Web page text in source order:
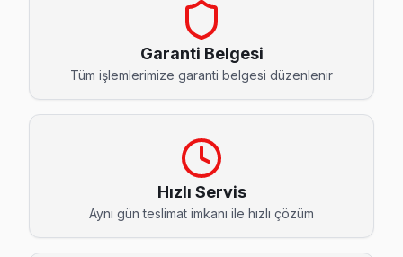
Cihangir Hisense Servis
Cihangir'de Hisense TV ekranında çizgi, donma ya da
Cihangir Hisense Açılmıyor Arıza →
Denizköşkler Hisense Servis
Avcılar Hisense Servis →
Firuzköy Hisense Servis
Avcılar'da Firuzköy mahallesi için Hisense TV fiyat teklifi
Garanti Belgesi
Tüm işlemlerimize garanti belgesi düzenlenir
Hızlı Servis
Aynı gün teslimat imkanı ile hızlı çözüm